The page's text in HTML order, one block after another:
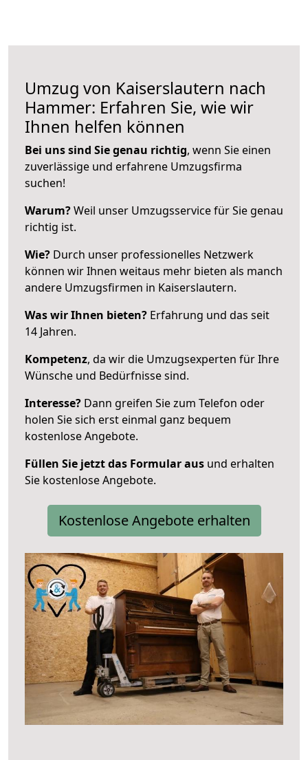
Umzug von Kaiserslautern nach
Hammer: Erfahren Sie, wie wir
Ihnen helfen können
Bei uns sind Sie genau richtig, wenn Sie einen
zuverlässige und erfahrene Umzugsfirma
suchen!
Warum?Weil unser Umzugsservice für Sie genau
richtig ist.
Wie? Durch unser professionelles Netzwerk
können wir Ihnen weitaus mehr bieten als manch
andere Umzugsfirmen in Kaiserslautern.
Was wir Ihnen bieten? Erfahrung und das seit
14 Jahren.
Kompetenz, da wir die Umzugsexperten für Ihre
Wünsche und Bedürfnisse sind.
Interesse? Dann greifen Sie zum Telefon oder
holen Sie sich erst einmal ganz bequem
kostenlose Angebote.
Füllen Sie jetzt das Formular aus und erhalten
Sie kostenlose Angebote.
Kostenlose Angebote erhalten